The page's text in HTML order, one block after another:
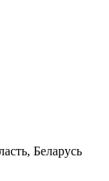
Беларусь